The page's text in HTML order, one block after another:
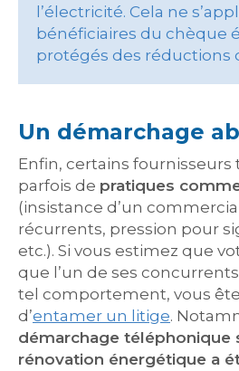
l’électricité. Cela ne
bénéficiaires du chèque
protégés des réductions
Un démarchage
Enfin, certains
parfois de pratiques
(insistance d’un
récurrents, pression pour
etc.). Si vous estimez que
que l’un de ses
tel comportement, vous
d’entamer un litige.
démarchage téléphonique
rénovation énergétique a